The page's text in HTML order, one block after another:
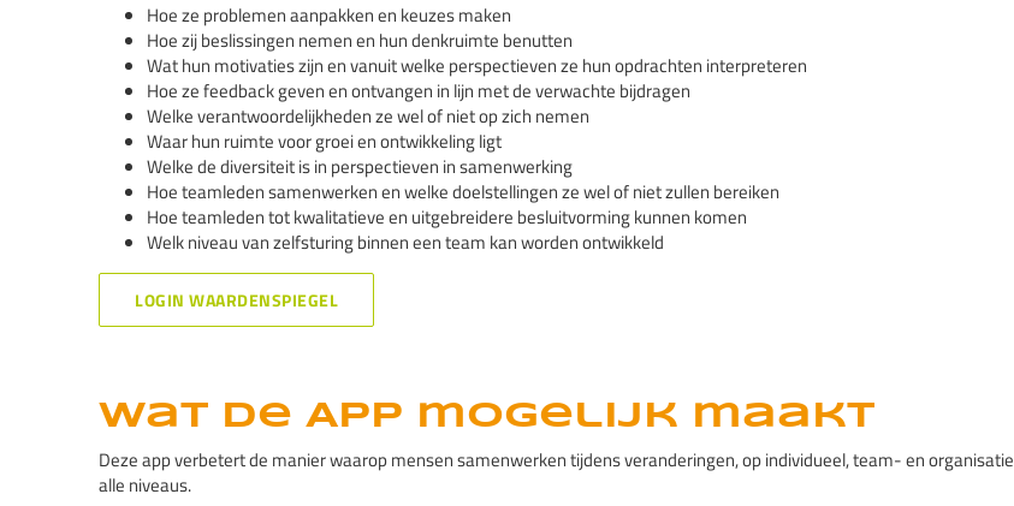
Hoe ze problemen aanpakken en keuzes maken
Hoe zij beslissingen nemen en hun denkruimte benutten
Wat hun motivaties zijn en vanuit welke perspectieven ze hun opdrachten interpreteren
Hoe ze feedback geven en ontvangen in lijn met de verwachte bijdragen
Welke verantwoordelijkheden ze wel of niet op zich nemen
Waar hun ruimte voor groei en ontwikkeling ligt
Welke de diversiteit is in perspectieven in samenwerking
Hoe teamleden samenwerken en welke doelstellingen ze wel of niet zullen bereiken
Hoe teamleden tot kwalitatieve en uitgebreidere besluitvorming kunnen komen
Welk niveau van zelfsturing binnen een team kan worden ontwikkeld
LOGIN WAARDENSPIEGEL
Wat de App mogelijk maakt
Deze app verbetert de manier waarop mensen samenwerken tijdens veranderingen, op individueel, team- en
alle niveaus.